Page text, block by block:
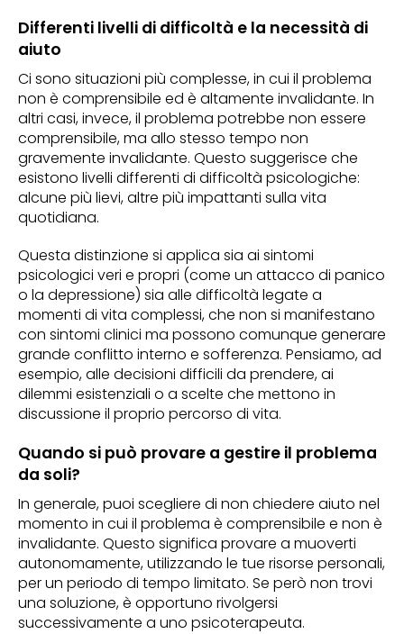
Differenti livelli di difficoltà e la necessità di
aiuto
Ci sono situazioni più complesse, in cui il problema
non è comprensibile ed è altamente invalidante. In
altri casi, invece, il problema potrebbe non essere
comprensibile, ma allo stesso tempo non
gravemente invalidante. Questo suggerisce che
esistono livelli differenti di difficoltà psicologiche:
alcune più lievi, altre più impattanti sulla vita
quotidiana.
Questa distinzione si applica sia ai sintomi
psicologici veri e propri (come un attacco di panico
o la depressione) sia alle difficoltà legate a
momenti di vita complessi, che non si manifestano
con sintomi clinici ma possono comunque generare
grande conflitto interno e sofferenza. Pensiamo, ad
esempio, alle decisioni difficili da prendere, ai
dilemmi esistenziali o a scelte che mettono in
discussione il proprio percorso di vita.
Quando si può provare a gestire il problema
da soli?
In generale, puoi scegliere di non chiedere aiuto nel
momento in cui il problema è comprensibile e non è
invalidante. Questo significa provare a muoverti
autonomamente, utilizzando le tue risorse personali,
per un periodo di tempo limitato. Se però non trovi
una soluzione, è opportuno rivolgersi
successivamente a uno psicoterapeuta.